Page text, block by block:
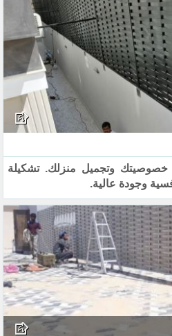
خصوصيتك وتجميل منزلك. تشكيلة
وجودة عالية.